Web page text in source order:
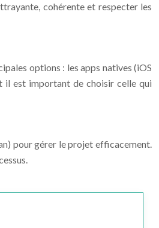
cohérente et respecter les
options : les apps natives (iOS
il est important de choisir celle qui
pour gérer le projet efficacement.